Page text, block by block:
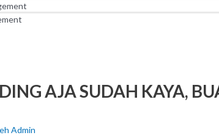
AJA SUDAH KAYA,
Admin